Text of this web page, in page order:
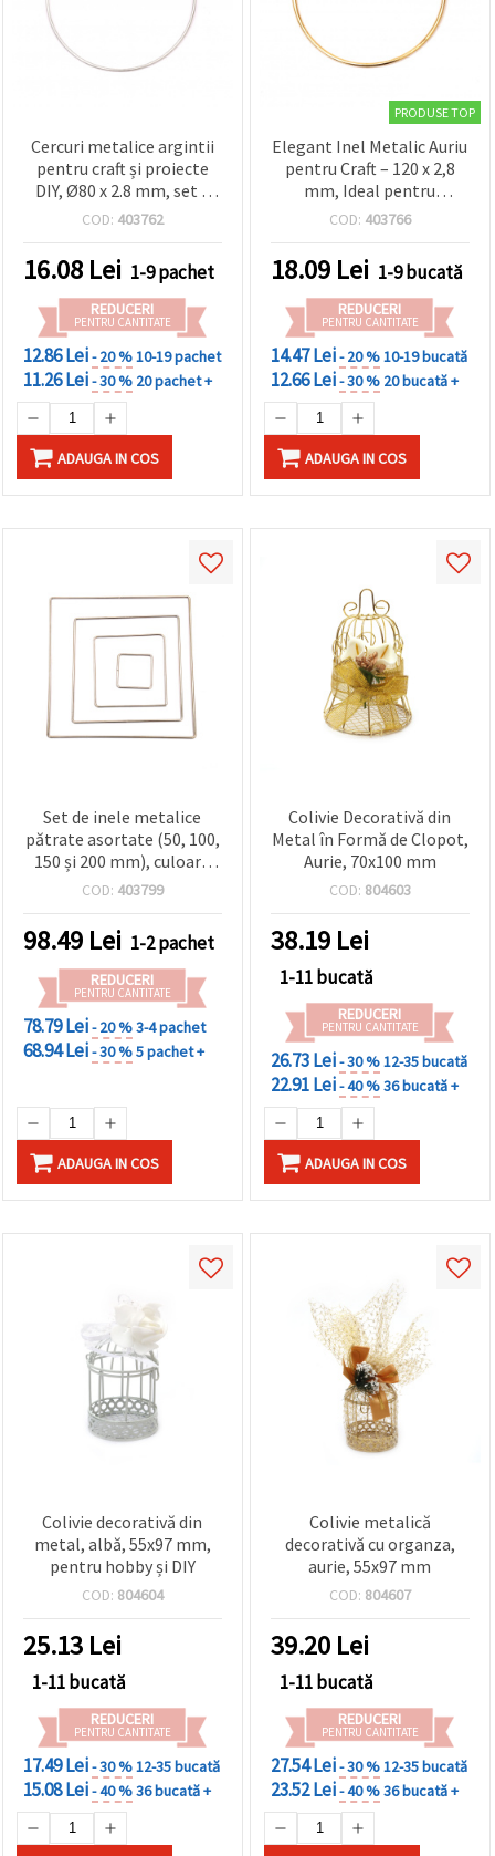
Cercuri metalice argintii
pentru craft și proiecte
DIY, Ø80 x 2.8 mm, set 4
buc.
COD: 403762
16.08 Lei 1-9 pachet
REDUCERI
PENTRU CANTITATE
12.86 Lei- 20 %10-19 pachet
11.26 Lei- 30 % 20 pachet +
ADAUGA IN COS
PRODUSE TOP
Elegant Inel Metalic Auriu
pentru Craft – 120 x 2,8
mm, Ideal pentru
Proiecte Creative și Decor
COD: 403766
18.09 Lei 1-9 bucată
REDUCERI
PENTRU CANTITATE
14.47 Lei- 20 %10-19 bucată
12.66 Lei- 30 % 20 bucată +
ADAUGA IN COS
Set de inele metalice
pătrate asortate (50, 100,
150 și 200 mm), culoare
argintie – pentru hobby,
COD: 403799
98.49 Lei 1-2 pachet
REDUCERI
PENTRU CANTITATE
78.79 Lei- 20 %3-4 pachet
68.94 Lei- 30 %5 pachet +
ADAUGA IN COS
Colivie Decorativă din
Metal în Formă de Clopot,
Aurie, 70x100 mm
COD: 804603
38.19 Lei
1-11 bucată
REDUCERI
PENTRU CANTITATE
26.73 Lei- 30 %12-35 bucată
22.91 Lei- 40 %36 bucată +
ADAUGA IN COS
Colivie decorativă din
metal, albă, 55x97 mm,
pentru hobby și DIY
COD: 804604
25.13 Lei
1-11 bucată
REDUCERI
PENTRU CANTITATE
17.49 Lei- 30 %12-35 bucată
15.08 Lei- 40 %36 bucată +
Colivie metalică
decorativă cu organza,
aurie, 55x97 mm
COD: 804607
39.20 Lei
1-11 bucată
REDUCERI
PENTRU CANTITATE
27.54 Lei- 30 %12-35 bucată
23.52 Lei- 40 %36 bucată +